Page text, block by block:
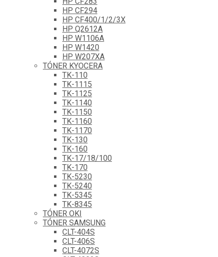
HP CF294
HP CF400/1/2/3X
HP Q2612A
HP W1106A
HP W1420
HP W207XA
TÓNER KYOCERA
TK-110
TK-1115
TK-1125
TK-1140
TK-1150
TK-1160
TK-1170
TK-130
TK-160
TK-17/18/100
TK-170
TK-5230
TK-5240
TK-5345
TK-8345
TÓNER OKI
TÓNER SAMSUNG
CLT-404S
CLT-406S
CLT-4072S